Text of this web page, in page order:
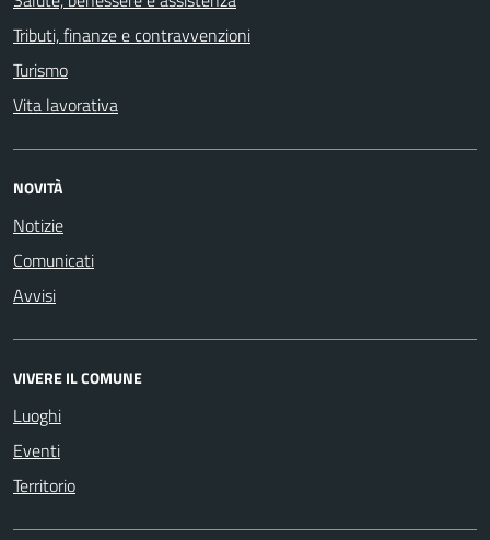
Tributi, finanze e contravvenzioni
Turismo
Vita lavorativa
NOVITÀ
Notizie
Comunicati
Avvisi
VIVERE IL COMUNE
Luoghi
Eventi
Territorio